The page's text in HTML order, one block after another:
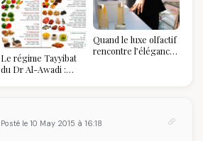
Le régime Tayyibat
du Dr Al-Awadi :
vraiment savoir
Quand le luxe olfactif
rencontre l’élégance
Posté le 10 May 2015 à 16:18